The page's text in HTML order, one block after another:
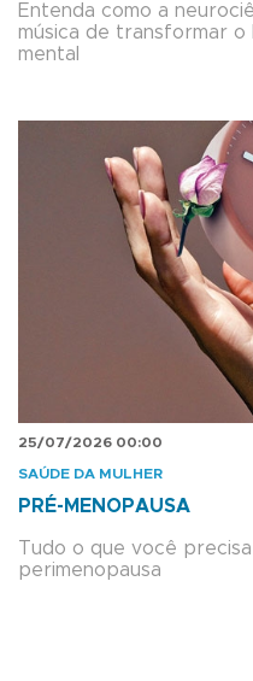
Entenda como a
música de transformar o
mental
25/07/2026 00:00
SAÚDE DA MULHER
PRÉ-MENOPAUSA
Tudo o que você
perimenopausa